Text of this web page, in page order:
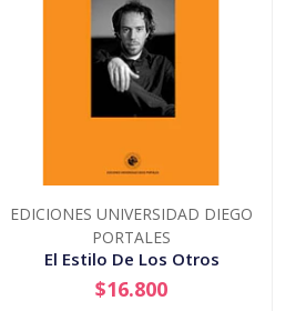
EDICIONES UNIVERSIDAD DIEGO
PORTALES
El Estilo De Los Otros
+
$16.800